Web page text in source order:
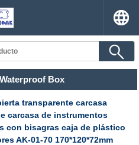
Box
transparente carcasa
carcasa de instrumentos
con bisagras caja de plástico
AK-01-70 170*120*72mm